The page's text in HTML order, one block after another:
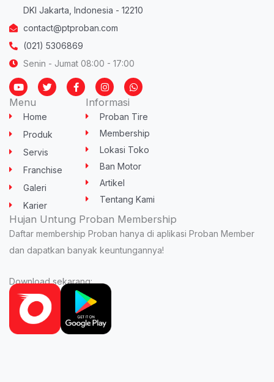
DKI Jakarta, Indonesia - 12210
contact@ptproban.com
(021) 5306869
Senin - Jumat 08:00 - 17:00
Y
o
u
t
T
w
i
e
r
F
a
c
I
n
s
t
a
g
r
a
m
W
h
a
s
a
p
p
Menu
Home
Produk
Servis
Franchise
Galeri
Karier
Informasi
Proban Tire
Membership
Lokasi Toko
Ban Motor
Artikel
Tentang Kami
Hujan Untung Proban Membership
Daftar membership Proban hanya di aplikasi Proban Member
dan dapatkan banyak keuntungannya!
Download sekarang: